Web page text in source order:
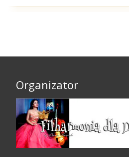
Organizator